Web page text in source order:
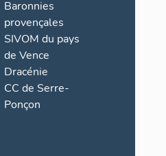
Baronnies
provençales
SIVOM du pays
de Vence
Dracénie
CC de Serre-
Ponçon